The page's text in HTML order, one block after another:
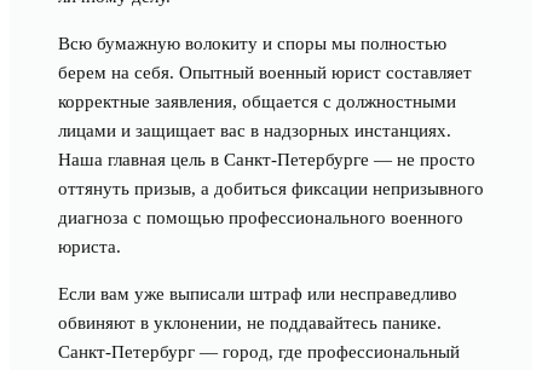
Всю бумажную волокиту и споры мы полностью
берем на себя. Опытный военный юрист составляет
корректные заявления, общается с должностными
лицами и защищает вас в надзорных инстанциях.
Наша главная цель в Санкт-Петербурге — не просто
оттянуть призыв, а добиться фиксации непризывного
диагноза с помощью профессионального военного
юриста.
Если вам уже выписали штраф или несправедливо
обвиняют в уклонении, не поддавайтесь панике.
Санкт-Петербург — город, где профессиональный